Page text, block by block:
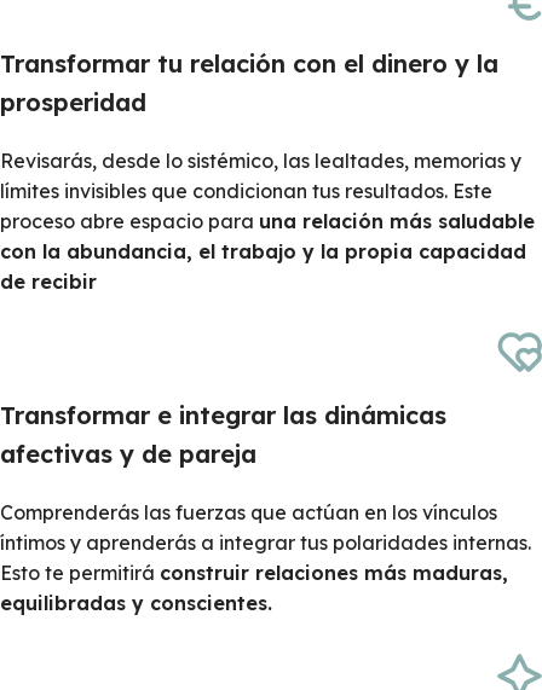
Transformar tu relación con el dinero y la
prosperidad
Revisarás, desde lo sistémico, las lealtades, memorias y
límites invisibles que condicionan tus resultados. Este
proceso abre espacio para una relación más saludable
con la abundancia, el trabajo y la propia capacidad
de recibir
Transformar e integrar las dinámicas
afectivas y de pareja
Comprenderás las fuerzas que actúan en los vínculos
íntimos y aprenderás a integrar tus polaridades internas.
Esto te permitirá construir relaciones más maduras,
equilibradas y conscientes.